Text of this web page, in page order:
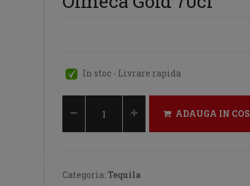
In stoc - Livrare rapida
ADAUGA IN COS
Categoria: Tequila